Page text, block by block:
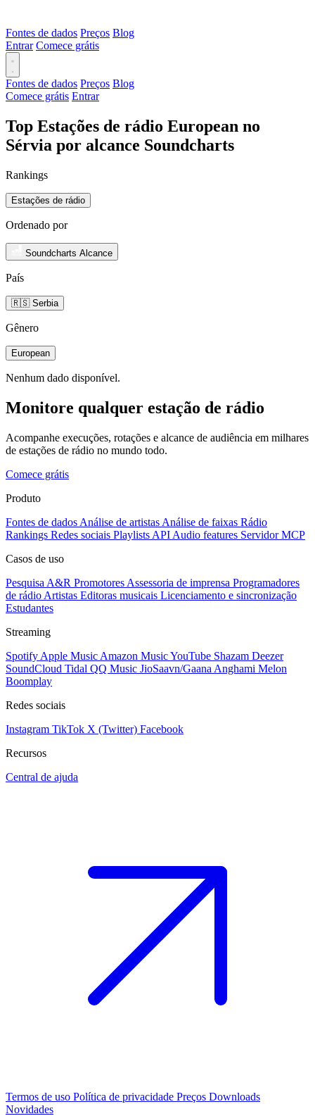
Fontes de dados Preços Blog
Entrar Comece grátis
Fontes de dados Preços Blog
Comece grátis Entrar
Top Estações de rádio European no
Sérvia por alcance Soundcharts
Rankings
Estações de rádio
Ordenado por
Soundcharts Alcance
País
🇷🇸 Serbia
Gênero
European
Nenhum dado disponível.
Monitore qualquer estação de rádio
Acompanhe execuções, rotações e alcance de audiência em milhares
de estações de rádio no mundo todo.
Comece grátis
Produto
Fontes de dados Análise de artistas Análise de faixas Rádio
Rankings Redes sociais Playlists API Audio features Servidor MCP
Casos de uso
Pesquisa A&R Promotores Assessoria de imprensa Programadores
de rádio Artistas Editoras musicais Licenciamento e sincronização
Estudantes
Streaming
Spotify Apple Music Amazon MusicYouTube Shazam Deezer
SoundCloud Tidal QQ Music JioSaavn/Gaana Anghami Melon
Boomplay
Redes sociais
Instagram TikTok X (Twitter) Facebook
Recursos
Central de ajuda
Termos de uso Política de privacidade Preços Downloads
Novidades